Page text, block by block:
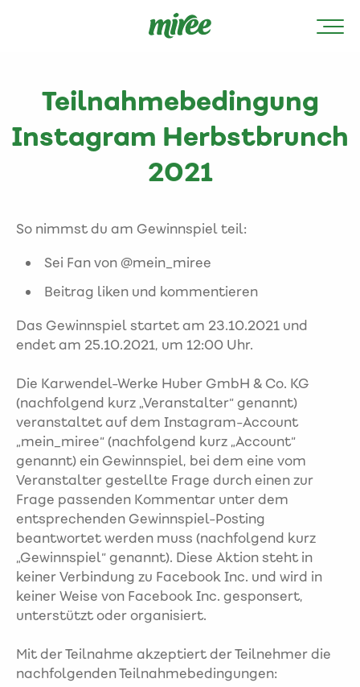
Teilnahmebedingung
Instagram Herbstbrunch
2021
So nimmst du am Gewinnspiel teil:
Sei Fan von @mein_miree
Beitrag liken und kommentieren
Das Gewinnspiel startet am 23.10.2021 und
endet am 25.10.2021, ‪um 12:00 Uhr.
Die Karwendel-Werke Huber GmbH & Co. KG
(nachfolgend kurz „Veranstalter“ genannt)
veranstaltet auf dem Instagram-Account
„mein_miree“ (nachfolgend kurz „Account“
genannt) ein Gewinnspiel, bei dem eine vom
Veranstalter gestellte Frage durch einen zur
Frage passenden Kommentar unter dem
entsprechenden Gewinnspiel-Posting
beantwortet werden muss (nachfolgend kurz
„Gewinnspiel“ genannt). Diese Aktion steht in
keiner Verbindung zu Facebook Inc. und wird in
keiner Weise von Facebook Inc. gesponsert,
unterstützt oder organisiert.
Mit der Teilnahme akzeptiert der Teilnehmer die
nachfolgenden Teilnahmebedingungen: